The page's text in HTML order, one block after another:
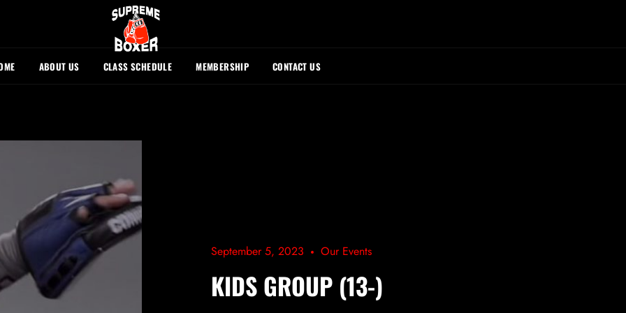
ABOUT US CLASS SCHEDULE MEMBERSHIP CONTACT US
September 5, 2023 Our Events
KIDS GROUP (13-)